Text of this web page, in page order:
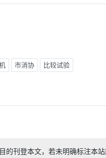
市消协 比较试验
的刊登本文，若未明确标注本